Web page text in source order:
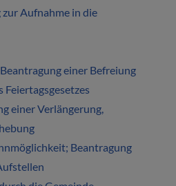
Aufnahme in die
einer Befreiung
Feiertagsgesetzes
einer Verlängerung,
Beantragung